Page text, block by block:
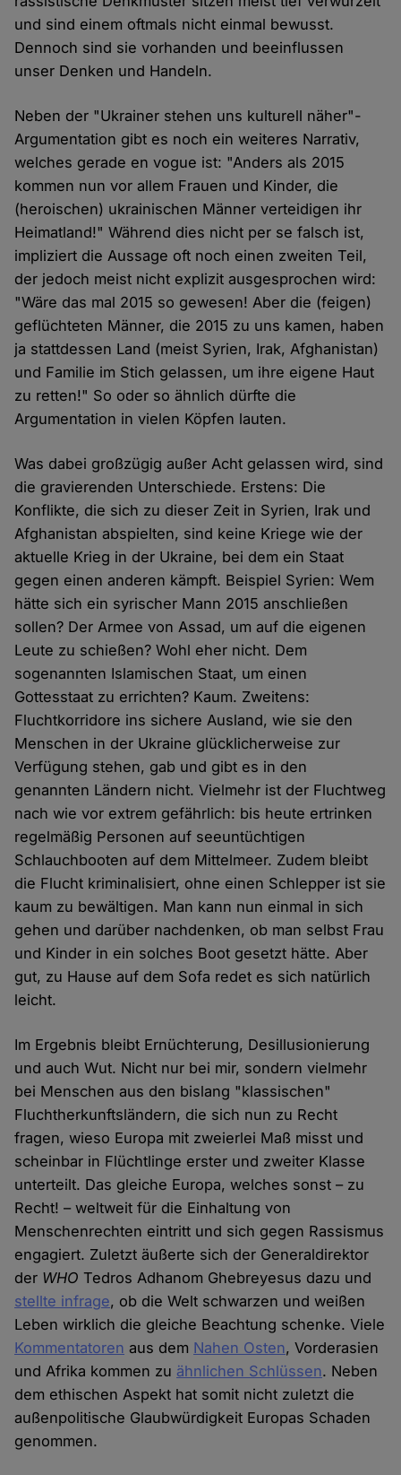
und sind einem oftmals nicht einmal bewusst.
Dennoch sind sie vorhanden und beeinflussen
unser Denken und Handeln.
Neben der "Ukrainer stehen uns kulturell näher"-
Argumentation gibt es noch ein weiteres Narrativ,
welches gerade en vogue ist: "Anders als 2015
kommen nun vor allem Frauen und Kinder, die
(heroischen) ukrainischen Männer verteidigen ihr
Heimatland!" Während dies nicht per se falsch ist,
impliziert die Aussage oft noch einen zweiten Teil,
der jedoch meist nicht explizit ausgesprochen wird:
"Wäre das mal 2015 so gewesen! Aber die (feigen)
geflüchteten Männer, die 2015 zu uns kamen, haben
ja stattdessen Land (meist Syrien, Irak, Afghanistan)
und Familie im Stich gelassen, um ihre eigene Haut
zu retten!" So oder so ähnlich dürfte die
Argumentation in vielen Köpfen lauten.
Was dabei großzügig außer Acht gelassen wird, sind
die gravierenden Unterschiede. Erstens: Die
Konflikte, die sich zu dieser Zeit in Syrien, Irak und
Afghanistan abspielten, sind keine Kriege wie der
aktuelle Krieg in der Ukraine, bei dem ein Staat
gegen einen anderen kämpft. Beispiel Syrien: Wem
hätte sich ein syrischer Mann 2015 anschließen
sollen? Der Armee von Assad, um auf die eigenen
Leute zu schießen? Wohl eher nicht. Dem
sogenannten Islamischen Staat, um einen
Gottesstaat zu errichten? Kaum. Zweitens:
Fluchtkorridore ins sichere Ausland, wie sie den
Menschen in der Ukraine glücklicherweise zur
Verfügung stehen, gab und gibt es in den
genannten Ländern nicht. Vielmehr ist der Fluchtweg
nach wie vor extrem gefährlich: bis heute ertrinken
regelmäßig Personen auf seeuntüchtigen
Schlauchbooten auf dem Mittelmeer. Zudem bleibt
die Flucht kriminalisiert, ohne einen Schlepper ist sie
kaum zu bewältigen. Man kann nun einmal in sich
gehen und darüber nachdenken, ob man selbst Frau
und Kinder in ein solches Boot gesetzt hätte. Aber
gut, zu Hause auf dem Sofa redet es sich natürlich
leicht.
Im Ergebnis bleibt Ernüchterung, Desillusionierung
und auch Wut. Nicht nur bei mir, sondern vielmehr
bei Menschen aus den bislang "klassischen"
Fluchtherkunftsländern, die sich nun zu Recht
fragen, wieso Europa mit zweierlei Maß misst und
scheinbar in Flüchtlinge erster und zweiter Klasse
unterteilt. Das gleiche Europa, welches sonst – zu
Recht! – weltweit für die Einhaltung von
Menschenrechten eintritt und sich gegen Rassismus
engagiert. Zuletzt äußerte sich der Generaldirektor
der WHO Tedros Adhanom Ghebreyesus dazu und
stellte infrage, ob die Welt schwarzen und weißen
Leben wirklich die gleiche Beachtung schenke. Viele
Kommentatoren aus dem Nahen Osten, Vorderasien
und Afrika kommen zu ähnlichen Schlüssen. Neben
dem ethischen Aspekt hat somit nicht zuletzt die
außenpolitische Glaubwürdigkeit Europas Schaden
genommen.